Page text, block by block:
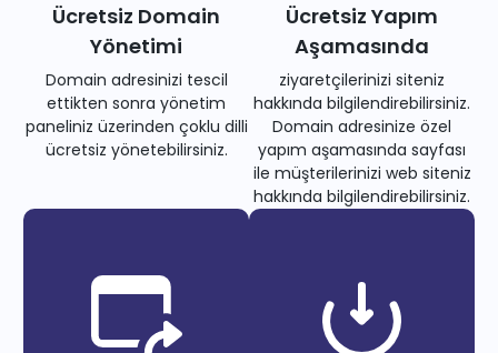
Ücretsiz Domain
Yönetimi
Domain adresinizi tescil
ettikten sonra yönetim
paneliniz üzerinden çoklu dilli
ücretsiz yönetebilirsiniz.
Ücretsiz Yapım
Aşamasında
ziyaretçilerinizi siteniz
hakkında bilgilendirebilirsiniz.
Domain adresinize özel
yapım aşamasında sayfası
ile müşterilerinizi web siteniz
hakkında bilgilendirebilirsiniz.